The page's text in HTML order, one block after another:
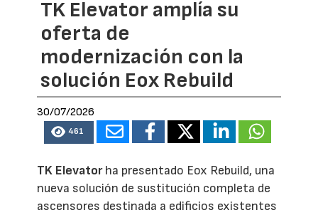
TK Elevator amplía su
oferta de
modernización con la
solución Eox Rebuild
30/07/2026
461
TK Elevatorha presentado Eox Rebuild, una
nueva solución de sustitución completa de
ascensores destinada a edificios existentes